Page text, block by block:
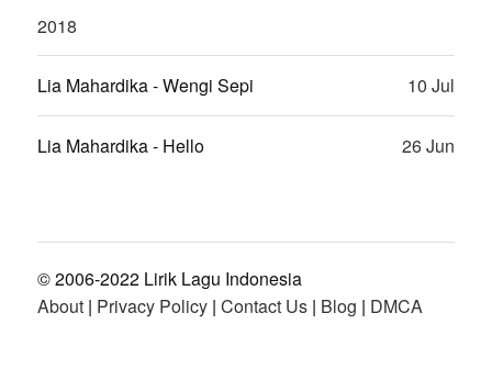
2018
Lia Mahardika - Wengi Sepi 10 Jul
Lia Mahardika - Hello 26 Jun
© 2006-2022 Lirik Lagu Indonesia
About| Privacy Policy| Contact Us| Blog | DMCA